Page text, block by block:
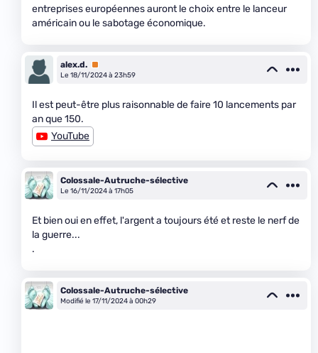
entreprises européennes auront le choix entre le lanceur
américain ou le sabotage économique.
alex.d. Premium
Le 18/11/2024 à 23h59
Il est peut-être plus raisonnable de faire 10 lancements par
an que 150.
YouTube
Colossale-Autruche-sélective
Le 16/11/2024 à 17h05
Et bien oui en effet, l'argent a toujours été et reste le nerf de
la guerre...
.
Colossale-Autruche-sélective
Modifié le 17/11/2024 à 00h29